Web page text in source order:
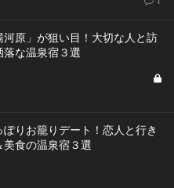
河原」が狙い目！大切な人と訪
な温泉宿３選
りお籠りデート！恋人と行き
美食の温泉宿３選